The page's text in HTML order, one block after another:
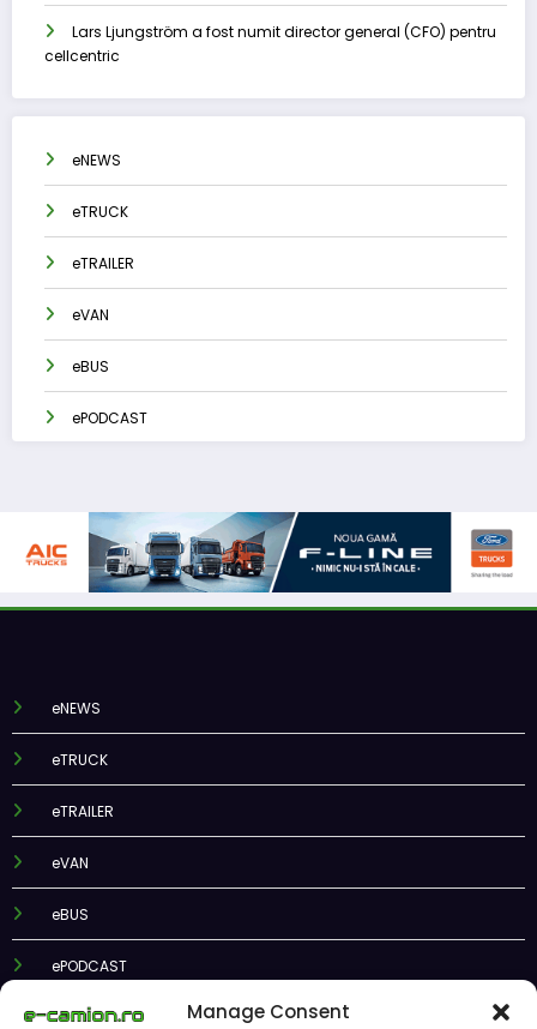
Manage Consent
Lars Ljungström a fost numit director general (CFO) pentru
cellcentric
eNEWS
eTRUCK
eTRAILER
eVAN
eBUS
ePODCAST
eNEWS
eTRUCK
eTRAILER
eVAN
eBUS
ePODCAST